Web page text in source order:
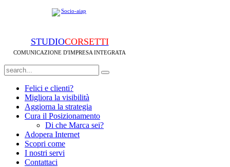
STUDIOCORSETTI
COMUNICAZIONE D'IMPRESA INTEGRATA
Felici e clienti?
Migliora la visibilità
Aggiorna la strategia
Cura il Posizionamento
Di che Marca sei?
Adopera Internet
Scopri come
I nostri servi
Contattaci